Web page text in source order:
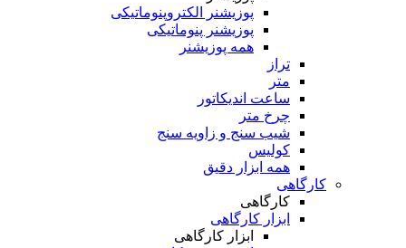
پوزیشنر الکتروپنوماتیکی
پوزیشنر پنوماتیکی
همه پوزیشنر
تراز
متر
ساعت اندیکاتور
چرخ متر
شیب سنج و زاویه سنج
کولیس
همه ابزار دقیق
کارگاهی
کارگاهی
ابزار کارگاهی
ابزار کارگاهی